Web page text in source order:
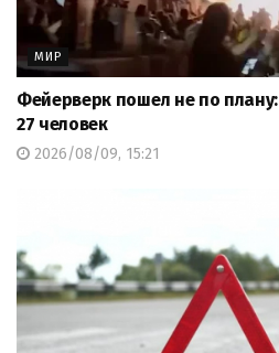
МИР
Фейерверк пошел не по
27 человек
2026/08/09, 15:21